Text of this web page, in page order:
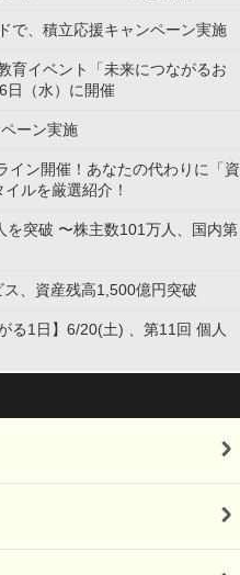
で、積立応援キャンペーン実施
育イベント「未来につながるお
日（水）に開催
ーン実施
イン開催！あなたの代わりに「資
ルを厳選紹介！
を突破 〜株主数101万人、国内第
、資産残高1,500億円突破
る1日】6/20(土) 、第11回 個人